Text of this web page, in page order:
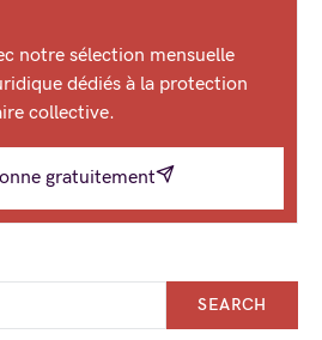
notre sélection mensuelle
dédiés à la protection
collective.
gratuitement
SEARCH